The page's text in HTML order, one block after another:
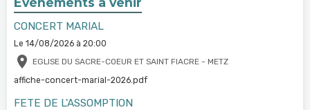
CONCERT MARIAL
Le 14/08/2026 à 20:00
EGLISE DU SACRE-COEUR ET SAINT FIACRE - METZ
affiche-concert-marial-2026.pdf
FETE DE L'ASSOMPTION